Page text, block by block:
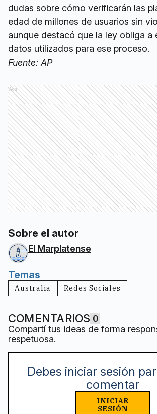
dudas sobre cómo verificarán las
edad de millones de usuarios sin
aunque destacó que la ley obliga a
datos utilizados para ese proceso.
Fuente: AP
Ads
Sobre el autor
El Marplatense
Temas
Australia Redes Sociales
COMENTARIOS 0
Compartí tus ideas de forma
respetuosa.
Debes iniciar sesión
comentar
INICIAR
SESIÓN